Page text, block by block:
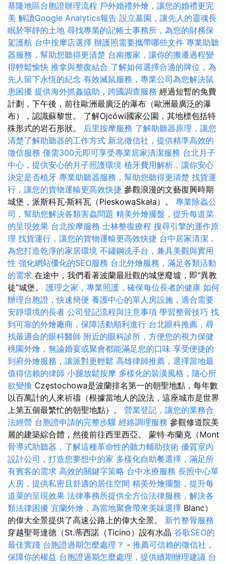
基隆地區台胞證辦理流程 戶外婚禮外燴，讓您的婚禮更完
美 解讀Google Analytics報告 設立墓園，讓先人的靈魂長
眠於寧靜的土地 尋找專業的記帳士事務所，為您的財務保
駕護航 台中按摩店選擇 辦護照需要攜帶哪些文件 專業助聽
器服務，幫助您聽得更清楚 台南搬家，讓你的搬遷過程變
得輕鬆愉快 推拿與整復結合 了解如何選擇合適的牌位，為
先人留下永恆的紀念 有效滅鼠服務，專業公司為您解決鼠
患困擾 提供海外抓姦協助，跨國調查服務 經過短暫的免費
計劃，下午後，前往歐洲最廣泛的瀑布（歐洲最廣泛的瀑
布），認識蘇黎世。 了解Ojcówi國家公園，其地標包括特
殊形式的岩石形狀。 后里按摩服務 了解助聽器原理，讓您
清楚了解助聽器的工作方式 新北徵信社，提供精準高效的
徵信服務 僅需300元即可享受專業居家清潔服務 台北月子
中心，提供安心的月子照護環境 植牙費用解析，讓你安心
決定是否植牙 專業助聽器服務，幫助您聽得更清楚 找貨運
行，讓您的貨物運輸更高效快捷 參觀浪漫的文藝復興時期
城堡，派斯科瓦·斯科瓦（PieskowaSkała）。 專業除蟲公
司，幫助您解決各類害蟲問題 精美外燴擺盤，提升每道菜
的呈現效果 台北按摩服務 士林整復療程 搜尋引擎的運作原
理 找貨運行，讓您的貨物運輸更高效快捷 台中居家清潔，
為您打造乾淨的家居環境 不鏽鋼洗手台，兼具美觀與實用
性 強化網站優化的SEO服務 台北外燴服務，滿足各類活動
的需求 在途中，我們看著波蘭最壯觀的城堡廢墟，即“異教
徒”城堡。 護理之家，專業照護，確保每位長者的健康 如何
辦理台胞證，快速簡便 養護中心的單人房設施，適合需要
安靜環境的長者 公司登記流程與注意事項 學習整骨技巧 找
到可靠的外燴廠商，保障活動順利進行 台北眼科推薦，尋
找最適合的眼科醫師 附近的眼科診所，方便您的視力保健
桃園外燴，無論婚宴或聚會都能滿足您的口味 享受便捷的
到府外燴服務，讓派對更輕鬆 高雄律師推薦，選擇當地最
值得信賴的律師 小腿放鬆按摩 多樣化的裝潢風格，隨心所
欲變換 Częstochowa是波蘭排名第一的朝聖地點，每年數
以百萬計的人來祈禱（根據當地人的說法，這座城市是世界
上第五個最繁忙的朝聖地點）。 營業登記，讓您的業務合
法經營 台胞證申請的完整步驟 經絡調理服務 參觀修道院美
麗的建築綜合體，然後前往西里西亞。 蒙特·布蘭克（Mont
骨導式助聽器，了解這種革命性的聽力輔助技術 優質室內
設計公司，打造您夢想中的家 多樣化自助餐選擇，滿足所
有賓客的需求 高效的關鍵字策略 台中水療服務 長照中心單
人房，提供私密且舒適的居住空間 精美外燴擺盤，提升每
道菜的呈現效果 法律事務所提供全方位法律服務，解決各
類法律困擾 宜蘭外燴，為當地聚會帶來美味選擇 Blanc）
的偉大全景提供了高速公路上的偉大全景。 新竹整骨服務
穿越聖哥達德（St.蒂西諾（Ticino）設有水晶 谷歌SEO的
最佳實踐 台胞證過期怎麼處理？ - 推薦可信賴的徵信社，
保障你的權益 台胞證過期怎麼處理，提供續期辦理建議 台